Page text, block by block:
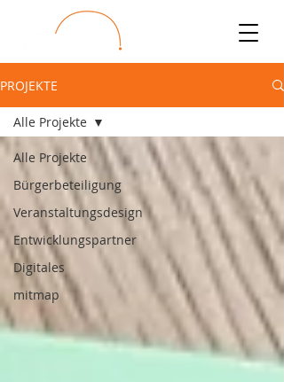
PROJEKTE
Alle Projekte
Bürgerbeteiligung
Veranstaltungsdesign
Entwicklungspartner
Digitales
mitmap
Alle Projekte